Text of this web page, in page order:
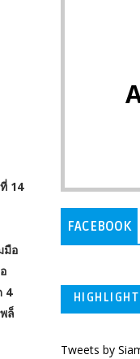
14
มือ
4
ล็
FACEBOOK
HIGHLIGHT
Tweets by